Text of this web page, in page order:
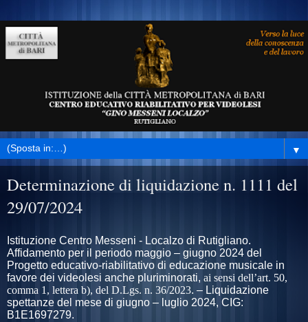
▼
Determinazione di liquidazione n. 1111 del
29/07/2024
Istituzione Centro Messeni - Localzo di Rutigliano.
Affidamento per il periodo maggio – giugno 2024 del
Progetto educativo-riabilitativo di educazione musicale in
favore dei videolesi anche pluriminorati, ai sensi dell’art. 50,
comma 1, lettera b), del D.Lgs. n. 36/2023. – Liquidazione
spettanze del mese di giugno – luglio 2024, CIG:
B1E1697279.